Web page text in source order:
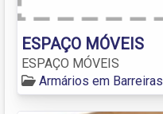
ESPAÇO MÓVEIS
ESPAÇO MÓVEIS
Armários em Barreiras